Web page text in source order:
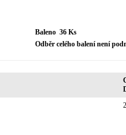
Baleno 36 Ks
Odběr celého balení není